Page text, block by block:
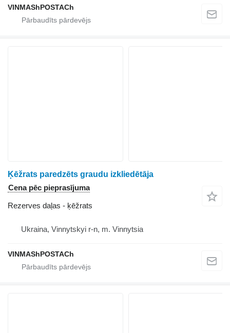
VINMAShPOSTACh
Ķēžrats paredzēts graudu izkliedētāja
Cena pēc pieprasījuma
Rezerves daļas - ķēžrats
Ukraina, Vinnytskyi r-n, m. Vinnytsia
VINMAShPOSTACh